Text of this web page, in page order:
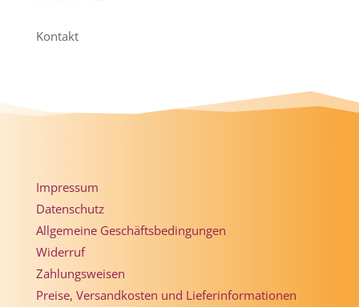
Kontakt
Impressum
Datenschutz
Allgemeine Geschäftsbedingungen
Widerruf
Zahlungsweisen
Preise, Versandkosten und Lieferinformationen